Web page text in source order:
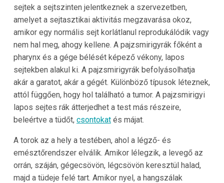
sejtek a sejtszinten jelentkeznek a szervezetben,
amelyet a sejtasztikai aktivitás megzavarása okoz,
amikor egy normális sejt korlátlanul reprodukálódik vagy
nem hal meg, ahogy kellene. A pajzsmirigyrák főként a
pharynx és a gége bélését képező vékony, lapos
sejtekben alakul ki. A pajzsmirigyrák befolyásolhatja
akár a garatot, akár a gégét. Különböző típusok léteznek,
attól függően, hogy hol található a tumor. A pajzsmirigyi
lapos sejtes rák átterjedhet a test más részeire,
beleértve a tüdőt, csontokatés májat.
A torok az a hely a testében, ahol a légző- és
emésztőrendszer elválik. Amikor lélegzik, a levegő az
orrán, száján, gégecsövön, légcsövön keresztül halad,
majd a tüdeje felé tart. Amikor nyel, a hangszálak